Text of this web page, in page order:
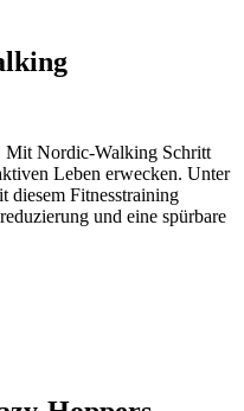
Mit Nordic-Walking Schritt
Leben erwecken. Unter
diesem Fitnesstraining
und eine spürbare